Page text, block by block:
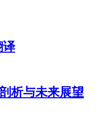
译
析与未来展望